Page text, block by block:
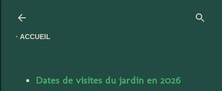
ACCUEIL
Dates de visites du jardin en 2026